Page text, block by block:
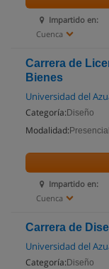
Impartido en:
Cuenca
Carrera de
Bienes
Universidad del
Categoría: Diseño
Modalidad: Presencial
Impartido en:
Cuenca
Carrera de
Universidad del
Categoría: Diseño